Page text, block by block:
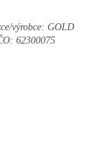
výrobce: GOLD
62300075